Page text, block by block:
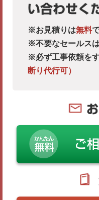
い合わせく
※お見積りは無料
※不要なセールスは
※必ず工事依頼を
断り代行可）